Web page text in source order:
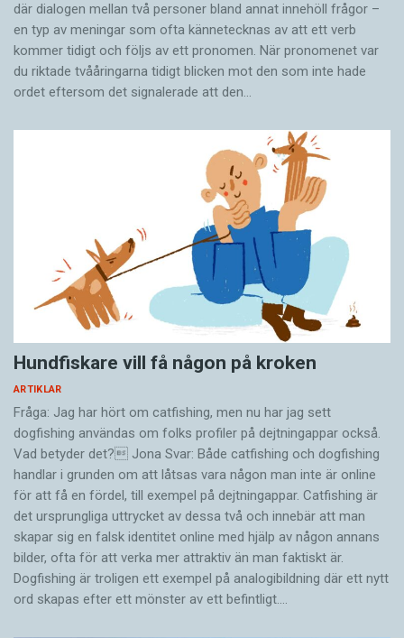
där dialogen mellan två personer bland annat innehöll frågor –
en typ av meningar som ofta kännetecknas av att ett verb
kommer tidigt och följs av ett pronomen. När pronomenet var
du riktade tvååringarna tidigt blicken mot den som inte hade
ordet eftersom det ­signalerade att den…
Hundfiskare vill få någon på kroken
ARTIKLAR
Fråga: Jag har hört om catfishing, men nu har jag sett
dogfishing användas om folks profiler på dejtningappar också.
Vad betyder det? Jona Svar: Både catfishing och dogfishing
handlar i grunden om att låtsas vara någon man inte är online
för att få en fördel, till exempel på dejtningappar. Catfishing är
det ursprungliga uttrycket av dessa två och innebär att man
skapar sig en falsk identitet online med hjälp av någon annans
bilder, ofta för att verka mer attraktiv än man faktiskt är.
Dogfishing är troligen ett exempel på analogibildning där ett nytt
ord skapas efter ett mönster av ett befintligt.…